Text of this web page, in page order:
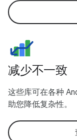
减少不一致
这些库可在各种
助您降低复杂性。